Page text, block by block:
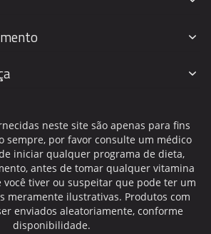
neste site são apenas para fins
sempre, por favor consulte um médico
iniciar qualquer programa de dieta,
antes de tomar qualquer vitamina
você tiver ou suspeitar que pode ter um
meramente ilustrativas. Produtos com
enviados aleatoriamente, conforme
disponibilidade.